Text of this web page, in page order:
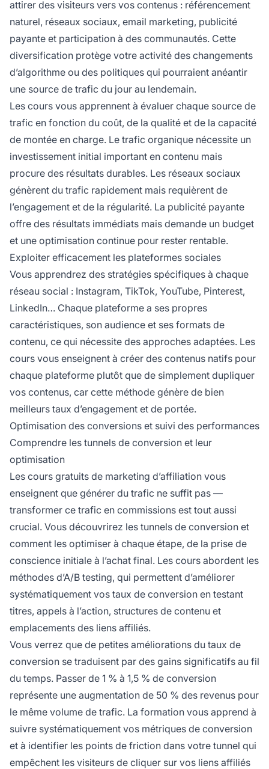
attirer des visiteurs vers vos contenus : référencement
naturel, réseaux sociaux, email marketing, publicité
payante et participation à des communautés. Cette
diversification protège votre activité des changements
d’algorithme ou des politiques qui pourraient anéantir
une source de trafic du jour au lendemain.
Les cours vous apprennent à évaluer chaque source de
trafic en fonction du coût, de la qualité et de la capacité
de montée en charge. Le trafic organique nécessite un
investissement initial important en contenu mais
procure des résultats durables. Les réseaux sociaux
génèrent du trafic rapidement mais requièrent de
l’engagement et de la régularité. La publicité payante
offre des résultats immédiats mais demande un budget
et une optimisation continue pour rester rentable.
Exploiter efficacement les plateformes sociales
Vous apprendrez des stratégies spécifiques à chaque
réseau social : Instagram, TikTok, YouTube, Pinterest,
LinkedIn… Chaque plateforme a ses propres
caractéristiques, son audience et ses formats de
contenu, ce qui nécessite des approches adaptées. Les
cours vous enseignent à créer des contenus natifs pour
chaque plateforme plutôt que de simplement dupliquer
vos contenus, car cette méthode génère de bien
meilleurs taux d’engagement et de portée.
Optimisation des conversions et suivi des performances
Comprendre les tunnels de conversion et leur
optimisation
Les cours gratuits de marketing d’affiliation vous
enseignent que générer du trafic ne suffit pas —
transformer ce trafic en commissions est tout aussi
crucial. Vous découvrirez les tunnels de conversion et
comment les optimiser à chaque étape, de la prise de
conscience initiale à l’achat final. Les cours abordent les
méthodes d’A/B testing, qui permettent d’améliorer
systématiquement vos taux de conversion en testant
titres, appels à l’action, structures de contenu et
emplacements des liens affiliés.
Vous verrez que de petites améliorations du taux de
conversion se traduisent par des gains significatifs au fil
du temps. Passer de 1 % à 1,5 % de conversion
représente une augmentation de 50 % des revenus pour
le même volume de trafic. La formation vous apprend à
suivre systématiquement vos métriques de conversion
et à identifier les points de friction dans votre tunnel qui
empêchent les visiteurs de cliquer sur vos liens affiliés